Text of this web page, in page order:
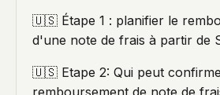
🇺🇸 Étape 1 : planifier le
d'une note de frais à partir de
🇺🇸 Etape 2: Qui peut
remboursement de note de